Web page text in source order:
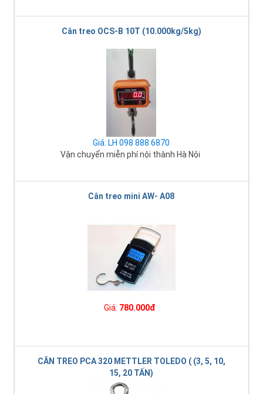
Cân treo OCS-B 10T (10.000kg/5kg)
Giá: LH 098 888 6870
Vận chuyển miễn phí nội thành Hà Nội
Cân treo mini AW- A08
Giá: 780.000đ
CÂN TREO PCA 320 METTLER TOLEDO ( (3, 5, 10,
15, 20 TẤN)